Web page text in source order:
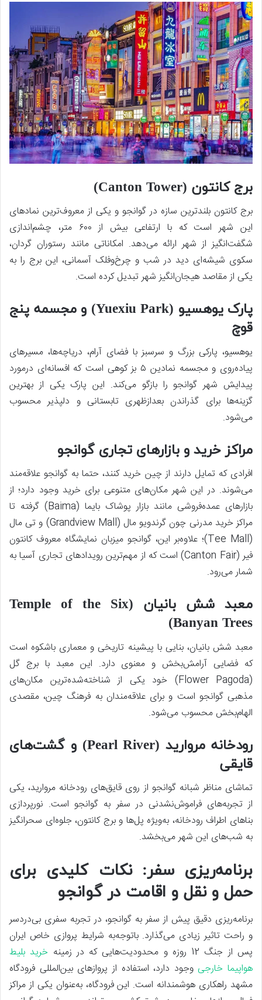
برج کانتون (Canton Tower)
برج کانتون بلندترین سازه در گوانجو و یکی از معروف‌ترین نمادهای
این شهر است که با ارتفاعی بیش از ۶۰۰ متر، چشم‌اندازی
شگفت‌انگیز از شهر ارائه می‌دهد. امکاناتی مانند رستوران گردان،
سکوی شیشه‌ای دید در شب و چرخ‌و‌فلک آسمانی، این برج را به
یکی از مقاصد هیجان‌انگیز شهر تبدیل کرده‌ است.
پارک یوهسیو (Yuexiu Park) و مجسمه پنج
قوچ
یوهسیو، پارکی بزرگ و سرسبز با فضای آرام، دریاچه‌ها، مسیرهای
پیاده‌روی و مجسمه نمادین ۵ بز کوهی است که افسانه‌ای درمورد
پیدایش شهر گوانجو را بازگو می‌کند. این پارک یکی از بهترین
گزینه‌ها برای گذراندن بعدازظهری تابستانی و دلپذیر محسوب
می‌شود.
مراکز خرید و بازارهای تجاری گوانجو
افرادی که تمایل دارند از چین خرید کنند، حتما به گوانجو علاقه‌مند
می‌شوند. در این شهر مکان‌های متنوعی برای خرید وجود دارد؛ از
بازارهای عمده‌فروشی مانند بازار پوشاک بایما (Baima) گرفته تا
مراکز خرید مدرنی چون گرندویو مال (Grandview Mall) و تی مال
(Tee Mall)؛ علاوه‌بر این، گوانجو میزبان نمایشگاه معروف کانتون
فیر (Canton Fair) است که از مهم‌ترین رویدادهای تجاری آسیا به
شمار می‌رود.
معبد شش بانیان (Temple of the Six
Banyan Trees)
معبد شش بانیان، بنایی با پیشینه تاریخی و معماری باشکوه است
که فضایی آرامش‌بخش و معنوی دارد. این معبد با برج گل
(Flower Pagoda) خود یکی از شناخته‌شده‌ترین مکان‌های
مذهبی گوانجو است و برای علاقه‌مندان به فرهنگ چین، مقصدی
الهام‌بخش محسوب می‌شود.
رودخانه مروارید (Pearl River) و گشت‌های
قایقی
تماشای مناظر شبانه گوانجو از روی قایق‌های رودخانه مروارید، یکی
از تجربه‌های فراموش‌نشدنی در سفر به گوانجو است. نورپردازی
بناهای اطراف رودخانه، به‌ویژه پل‌ها و برج کانتون، جلوه‌ای سحرانگیز
به شب‌های این شهر می‌بخشد.
برنامه‌ریزی سفر: نکات کلیدی برای
حمل و نقل و اقامت در گوانجو
برنامه‌ریزی دقیق پیش از سفر به گوانجو، در تجربه سفری بی‌دردسر
و راحت تاثیر زیادی می‌گذارد. با‌توجه‌به شرایط پروازی خاص ایران
پس از جنگ 12 روزه و محدودیت‌هایی که در زمینه
خرید بلیط
هواپیما خارجی وجود دارد، استفاده از پروازهای بین‌المللی فرودگاه
مشهد راهکاری هوشمندانه است. این فرودگاه، به‌عنوان یکی از مراکز